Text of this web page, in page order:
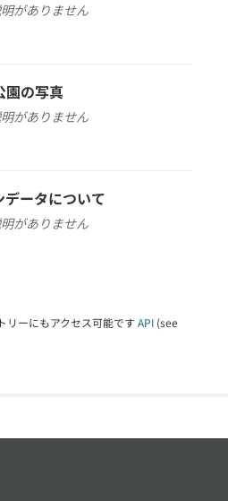
がありません
園の写真
がありません
ータについて
がありません
リーにもアクセス可能です API (see